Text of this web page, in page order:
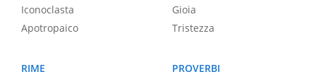
Iconoclasta
Apotropaico
Gioia
Tristezza
RIME
PROVERBI